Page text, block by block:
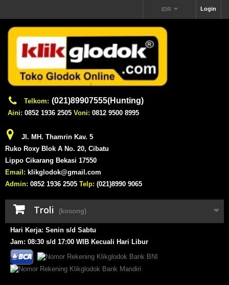
Login
IDR
Telkom: (021)89907555(Hunting)
Aini: 0852 1936 2505 Voni: 0812 9500 8995
Jl. MH. Thamrin Kav. 5
Ruko Roxy Blok A No. 20, Cibatu
Lippo Cikarang Bekasi 17550
Email: klikglodok@gmail.com
Admin: 0852 1936 2505 Telp: (021)8990 9065
Troli (kosong)
Hari Kerja: Senin s/d Sabtu
Jam: 08:30 s/d 17:00 WIB Kecuali Hari Libur